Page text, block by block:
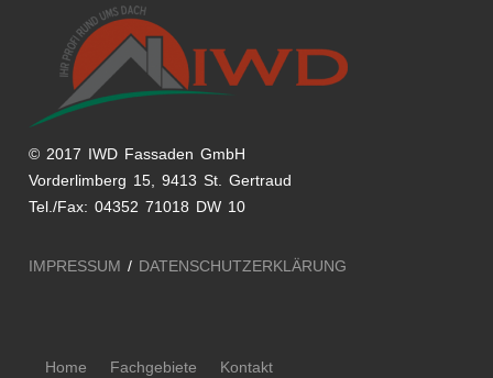
© 2017 IWD Fassaden GmbH
Vorderlimberg 15, 9413 St. Gertraud
Tel./Fax: 04352 71018 DW 10
IMPRESSUM / DATENSCHUTZERKLÄRUNG
Home Fachgebiete Kontakt